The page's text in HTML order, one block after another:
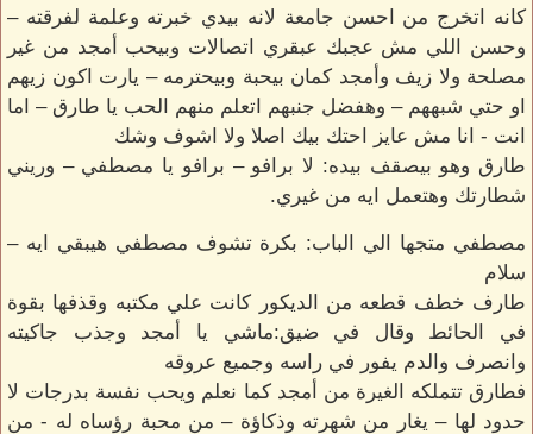
كانه اتخرج من احسن جامعة لانه بيدي خبرته وعلمة لفرقته –
وحسن اللي مش عجبك عبقري اتصالات وبيحب أمجد من غير
مصلحة ولا زيف وأمجد كمان بيحبة وبيحترمه – يارت اكون زيهم
او حتي شبههم – وهفضل جنبهم اتعلم منهم الحب يا طارق – اما
انت - انا مش عايز احتك بيك اصلا ولا اشوف وشك
طارق وهو بيصقف بيده: لا برافو – برافو يا مصطفي – وريني
شطارتك وهتعمل ايه من غيري.
مصطفي متجها الي الباب: بكرة تشوف مصطفي هيبقي ايه –
سلام
طارف خطف قطعه من الديكور كانت علي مكتبه وقذفها بقوة
في الحائط وقال في ضيق:ماشي يا أمجد وجذب جاكيته
وانصرف والدم يفور في راسه وجميع عروقه
فطارق تتملكه الغيرة من أمجد كما نعلم ويحب نفسة بدرجات لا
حدود لها – يغار من شهرته وذكاؤة – من محبة رؤساه له - من